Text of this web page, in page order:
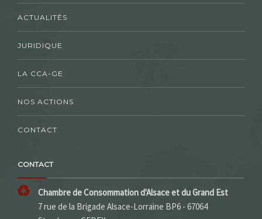
ACTUALITÉS
JURIDIQUE
LA CCA-GE
NOS ACTIONS
CONTACT
CONTACT
Chambre de Consommation d'Alsace et du Grand Est
7 rue de la Brigade Alsace-Lorraine BP6 - 67064